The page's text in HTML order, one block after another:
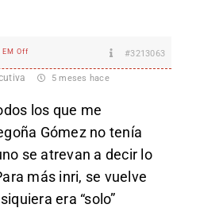
EM Off #3213063
5 meses hace
los que me
Gómez no tenía
se atrevan a decir lo
más inri, se vuelve
era “solo”